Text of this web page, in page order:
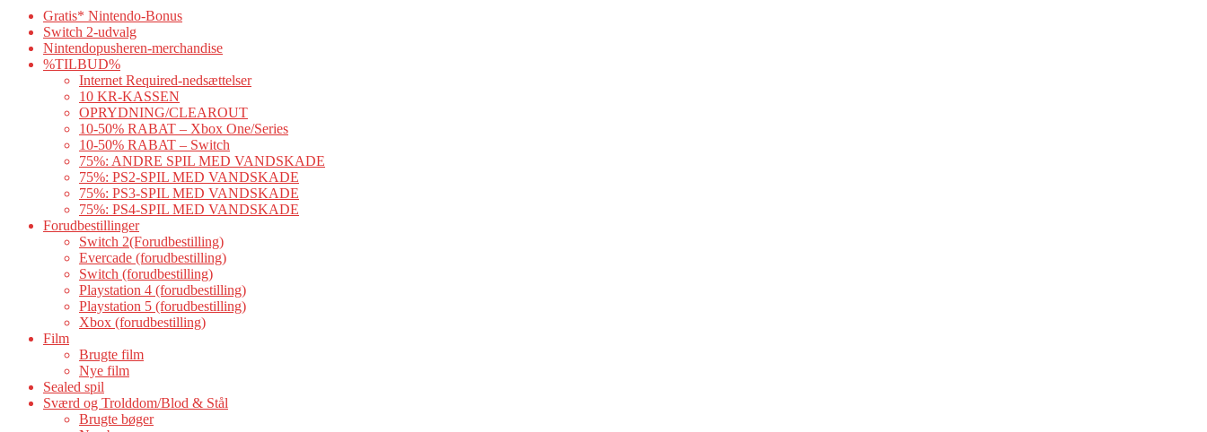
Gratis* Nintendo-Bonus
Switch 2-udvalg
Nintendopusheren-merchandise
%TILBUD%
Internet Required-nedsættelser
10 KR-KASSEN
OPRYDNING/CLEAROUT
10-50% RABAT – Xbox One/Series
10-50% RABAT – Switch
75%: ANDRE SPIL MED VANDSKADE
75%: PS2-SPIL MED VANDSKADE
75%: PS3-SPIL MED VANDSKADE
75%: PS4-SPIL MED VANDSKADE
Forudbestillinger
Switch 2(Forudbestilling)
Evercade (forudbestilling)
Switch (forudbestilling)
Playstation 4 (forudbestilling)
Playstation 5 (forudbestilling)
Xbox (forudbestilling)
Film
Brugte film
Nye film
Sealed spil
Sværd og Trolddom/Blod & Stål
Brugte bøger